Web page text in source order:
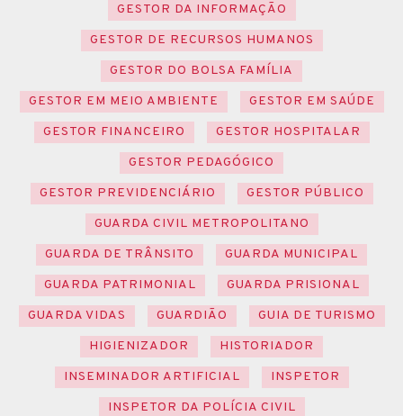
GESTOR DA INFORMAÇÃO
GESTOR DE RECURSOS HUMANOS
GESTOR DO BOLSA FAMÍLIA
GESTOR EM MEIO AMBIENTE
GESTOR EM SAÚDE
GESTOR FINANCEIRO
GESTOR HOSPITALAR
GESTOR PEDAGÓGICO
GESTOR PREVIDENCIÁRIO
GESTOR PÚBLICO
GUARDA CIVIL METROPOLITANO
GUARDA DE TRÂNSITO
GUARDA MUNICIPAL
GUARDA PATRIMONIAL
GUARDA PRISIONAL
GUARDA VIDAS
GUARDIÃO
GUIA DE TURISMO
HIGIENIZADOR
HISTORIADOR
INSEMINADOR ARTIFICIAL
INSPETOR
INSPETOR DA POLÍCIA CIVIL